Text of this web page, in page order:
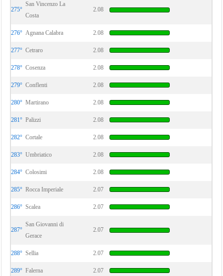
275°
San Vincenzo La
Costa
2.08
276° Agnana Calabra 2.08
277° Cetraro 2.08
278° Cosenza 2.08
279° Conflenti 2.08
280° Martirano 2.08
281° Palizzi 2.08
282° Cortale 2.08
283° Umbriatico 2.08
284° Colosimi 2.08
285° Rocca Imperiale 2.07
286° Scalea 2.07
287°
San Giovanni di
Gerace
2.07
288° Sellia 2.07
289° Falerna 2.07